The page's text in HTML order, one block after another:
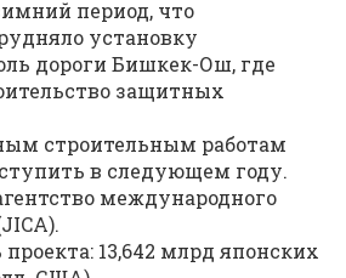
период, что
установку
дороги Бишкек-Ош, где
защитных
строительным работам
в следующем году.
международного
13,642 млрд японских